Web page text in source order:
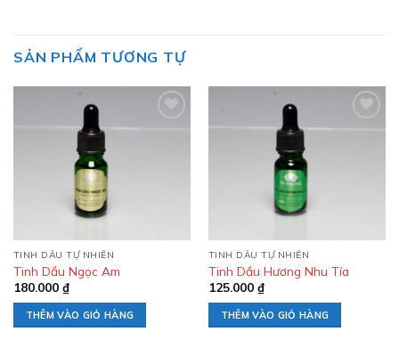
SẢN PHẨM TƯƠNG TỰ
TINH DẦU TỰ NHIÊN
Tinh Dầu Ngọc Am
180.000 ₫
THÊM VÀO GIỎ HÀNG
TINH DẦU TỰ NHIÊN
Tinh Dầu Hương Nhu Tía
125.000 ₫
THÊM VÀO GIỎ HÀNG